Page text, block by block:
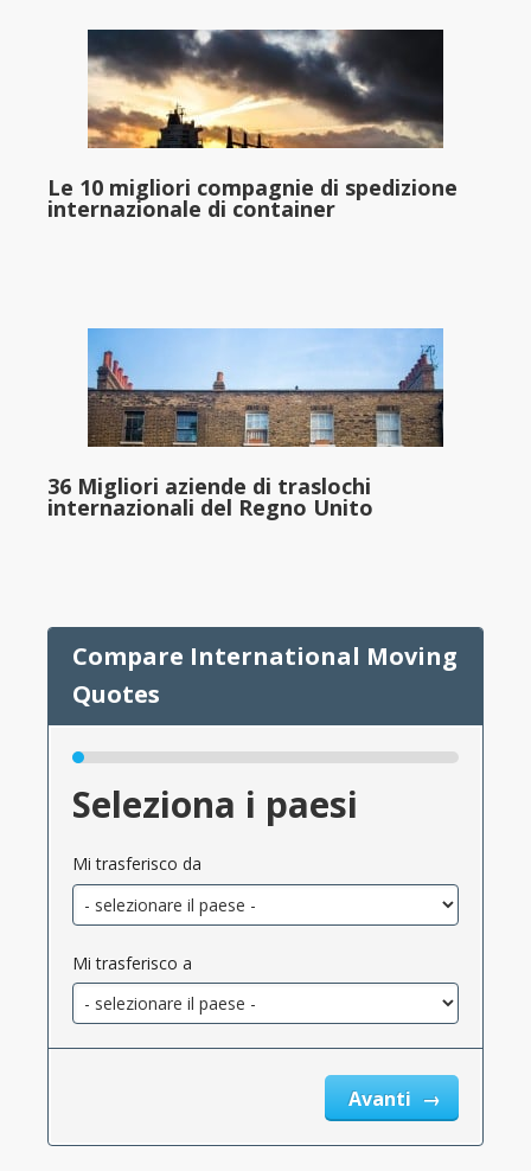
Le 10 migliori compagnie di spedizione
internazionale di container
36 Migliori aziende di traslochi
internazionali del Regno Unito
Seleziona i paesi
Mi trasferisco da
Mi trasferisco a
Avanti